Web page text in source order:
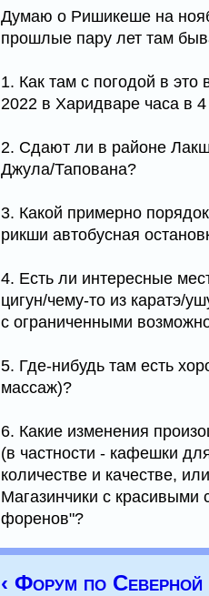
Думаю о Ришикеше на
прошлые пару лет там
1. Как там с погодой в
2022 в Харидваре часа в
2. Сдают ли в районе
Джула/Тапована?
3. Какой примерно
рикши автобусная
4. Есть ли интересные
цигун/чему-то из каратэ/
с ограниченными
5. Где-нибудь там есть
массаж)?
6. Какие изменения
(в частности - кафешки
количестве и качестве,
Магазинчики с красивыми
форенов"?
‹ Форум по